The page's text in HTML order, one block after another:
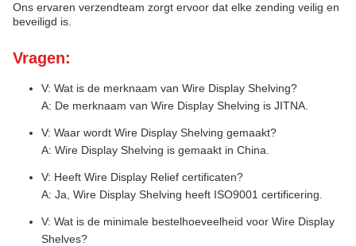
Ons ervaren verzendteam zorgt ervoor dat elke zending veilig en
beveiligd is.
Vragen:
V: Wat is de merknaam van Wire Display Shelving?
A: De merknaam van Wire Display Shelving is JITNA.
V: Waar wordt Wire Display Shelving gemaakt?
A: Wire Display Shelving is gemaakt in China.
V: Heeft Wire Display Relief certificaten?
A: Ja, Wire Display Shelving heeft ISO9001 certificering.
V: Wat is de minimale bestelhoeveelheid voor Wire Display
Shelves?